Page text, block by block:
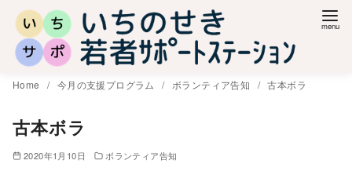
Home 今月の支援プログラム ボランティア告知 古本ボラ
古本ボラ
2020年1月10日 ボランティア告知